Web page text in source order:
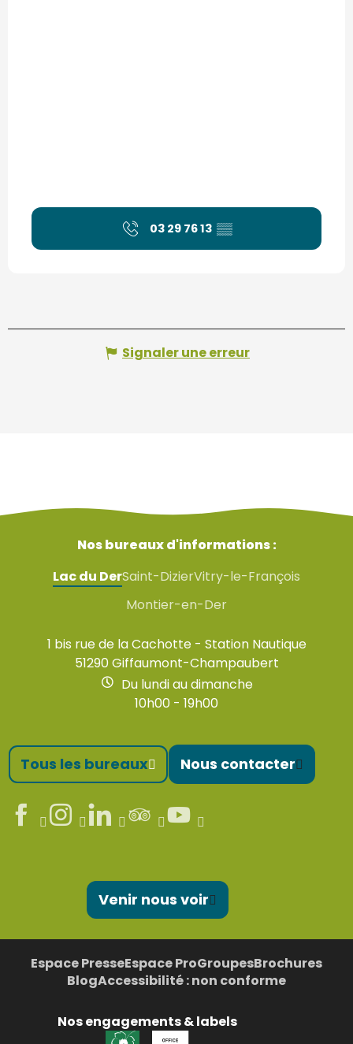
03 29 76 13 ▒▒
Signaler une erreur
Nos bureaux d'informations :
Lac du DerSaint-DizierVitry-le-François
Montier-en-Der
1 bis rue de la Cachotte - Station Nautique
51290 Giffaumont-Champaubert
Du lundi au dimanche
10h00 - 19h00
Tous les bureaux Nous contacter
Venir nous voir
Espace PresseEspace ProGroupesBrochures
BlogAccessibilité : non conforme
Nos engagements & labels